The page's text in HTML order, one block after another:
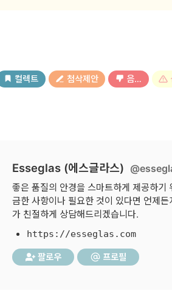
컬렉트 첨삭제안 음…
Esseglas (에스글라스)
좋은 품질의 안경을 스마트하게 제공하
금한 사항이나 필요한 것이 있다면 언제
가 친절하게 상담해드리겠습니다.
https://esseglas.com
팔로우 프로필